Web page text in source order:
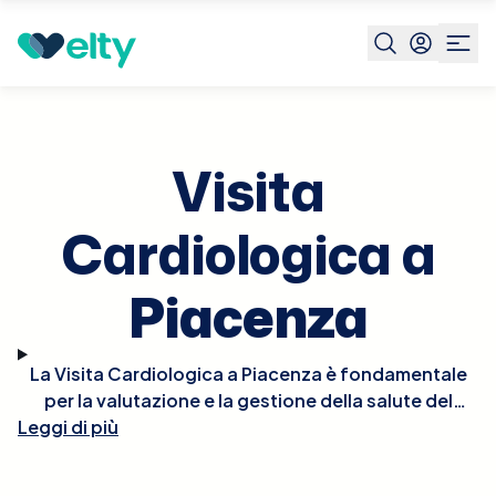
Prenota visita Piacenza
Visita
Cardiologica a
Piacenza
La Visita Cardiologica a Piacenza è fondamentale
per la valutazione e la gestione della salute del
cuore. Durante la visita, il cardiologo effettuerà un
Leggi di più